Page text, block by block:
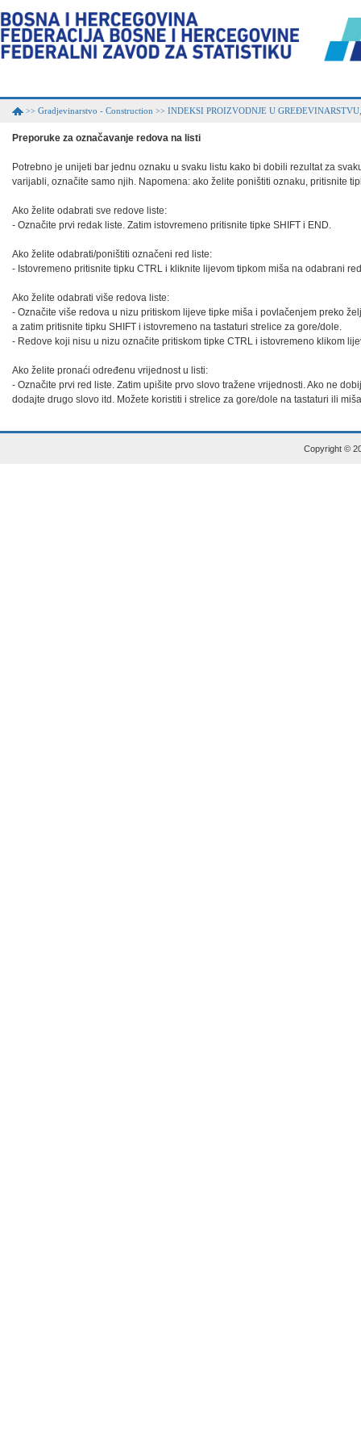
>> Gradjevinarstvo - Construction >> INDEKSI PROIZVODNJE U
Preporuke za označavanje redova na listi
Potrebno je unijeti bar jednu oznaku u svaku listu kako bi dobili rezultat za
varijabli, označite samo njih. Napomena: ako želite poništiti oznaku, pritisnite
Ako želite odabrati sve redove liste:
- Označite prvi redak liste. Zatim istovremeno pritisnite tipke SHIFT i END.
Ako želite odabrati/poništiti označeni red liste:
- Istovremeno pritisnite tipku CTRL i kliknite lijevom tipkom miša na odabrani
Ako želite odabrati više redova liste:
- Označite više redova u nizu pritiskom lijeve tipke miša i povlačenjem preko
a zatim pritisnite tipku SHIFT i istovremeno na tastaturi strelice za gore/dole.
- Redove koji nisu u nizu označite pritiskom tipke CTRL i istovremeno klikom
Ako želite pronaći određenu vrijednost u listi:
- Označite prvi red liste. Zatim upišite prvo slovo tražene vrijednosti. Ako ne
dodajte drugo slovo itd. Možete koristiti i strelice za gore/dole na tastaturi ili
Copyright ©